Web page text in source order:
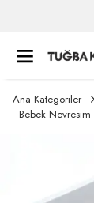
Ana Kategoriler
Bebek Nevresim